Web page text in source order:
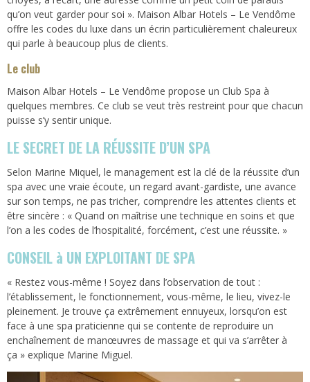
qu’on veut garder pour soi ». Maison Albar Hotels – Le Vendôme
offre les codes du luxe dans un écrin particulièrement chaleureux
qui parle à beaucoup plus de clients.
Le club
Maison Albar Hotels – Le Vendôme propose un Club Spa à
quelques membres. Ce club se veut très restreint pour que chacun
puisse s’y sentir unique.
LE SECRET DE LA RÉUSSITE D’UN SPA
Selon Marine Miquel, le management est la clé de la réussite d’un
spa avec une vraie écoute, un regard avant-gardiste, une avance
sur son temps, ne pas tricher, comprendre les attentes clients et
être sincère : « Quand on maîtrise une technique en soins et que
l’on a les codes de l’hospitalité, forcément, c’est une réussite. »
CONSEIL à UN EXPLOITANT DE SPA
« Restez vous-même ! Soyez dans l’observation de tout :
l’établissement, le fonctionnement, vous-même, le lieu, vivez-le
pleinement. Je trouve ça extrêmement ennuyeux, lorsqu’on est
face à une spa praticienne qui se contente de reproduire un
enchaînement de manœuvres de massage et qui va s’arrêter à
ça » explique Marine Miguel.